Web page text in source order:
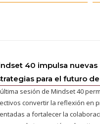
40 impulsa nuevas
para el futuro de
sesión de Mindset 40
convertir la reflexión en
a fortalecer la